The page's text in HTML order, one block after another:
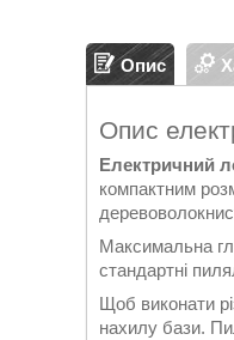
Опис
Опис
Електричний
компактним
Максимальна
стандартні
Щоб виконати
нахилу бази.